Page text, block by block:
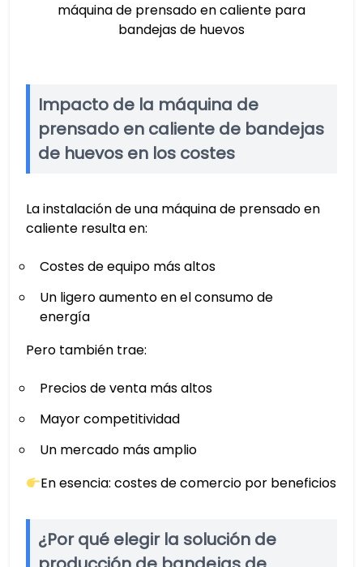
máquina de prensado en caliente para
bandejas de huevos
Impacto de la máquina de
prensado en caliente de bandejas
de huevos en los costes
La instalación de una máquina de prensado en
caliente resulta en:
Costes de equipo más altos
Un ligero aumento en el consumo de
energía
Pero también trae:
Precios de venta más altos
Mayor competitividad
Un mercado más amplio
En esencia: costes de comercio por beneficios
¿Por qué elegir la solución de